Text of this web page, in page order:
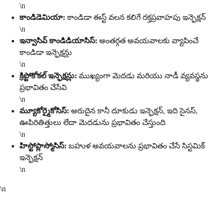
\n
కాండిడెమియా: కాండిడా ఈస్ట్ వలన కలిగే రక్తప్రవాహపు ఇన్ఫెక్షన్
\n
ఇన్వాసివ్ కాండిడియాసిస్: అంతర్గత అవయవాలకు వ్యాపించే
కాండిడా ఇన్ఫెక్షన్లు
\n
క్రిప్టోకోకల్ ఇన్ఫెక్షన్లు: ముఖ్యంగా మెదడు మరియు నాడీ వ్యవస్థను
ప్రభావితం చేసేవి
\n
మ్యూకోర్మైకోసిస్: అరుదైన కానీ దూకుడు ఇన్ఫెక్షన్, ఇది సైనస్,
ఊపిరితిత్తులు లేదా మెదడును ప్రభావితం చేస్తుంది
\n
హిస్టోప్లాస్మోసిస్: బహుళ అవయవాలను ప్రభావితం చేసే సిస్టమిక్
ఇన్ఫెక్షన్
\n
\n